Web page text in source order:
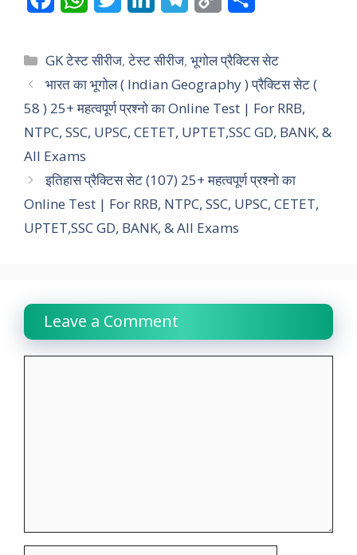
c
e
b
o
o
k
a
t
s
A
p
i
t
t
e
n
k
e
d
n
l
e
g
r
m
p
y
L
i
k
a
r
e
Categories
GK टेस्ट सीरीज,टेस्ट सीरीज,भूगोल प्रैक्टिस सेट
भारत का भूगोल ( Indian Geography ) प्रैक्टिस सेट (
58 ) 25+ महत्वपूर्ण प्रश्नो का Online Test | For RRB,
NTPC, SSC, UPSC, CETET, UPTET,SSC GD, BANK, &
All Exams
इतिहास प्रैक्टिस सेट (107) 25+ महत्वपूर्ण प्रश्नो का
Online Test | For RRB, NTPC, SSC, UPSC, CETET,
UPTET,SSC GD, BANK, & All Exams
Leave a Comment